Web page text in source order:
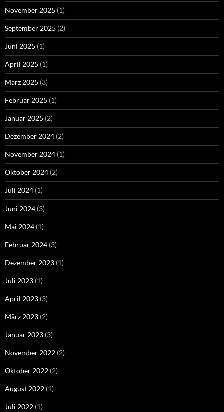
November 2025 (1)
September 2025 (2)
Juni 2025 (1)
April 2025 (1)
März 2025 (3)
Februar 2025 (1)
Januar 2025 (2)
Dezember 2024 (2)
November 2024 (1)
Oktober 2024 (2)
Juli 2024 (1)
Juni 2024 (3)
Mai 2024 (1)
Februar 2024 (3)
Dezember 2023 (1)
Juli 2023 (1)
April 2023 (3)
März 2023 (2)
Januar 2023 (3)
November 2022 (2)
Oktober 2022 (2)
August 2022 (1)
Juli 2022 (1)